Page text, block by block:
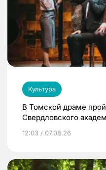
Культура
В Томской драме
Свердловского
12:03 / 07.08.26